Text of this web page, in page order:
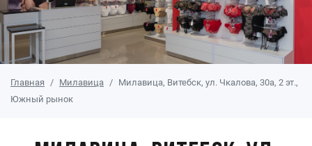
Главная Милавица
Милавица, Витебск, ул. Чкалова, 30а, 2 эт.,
Южный рынок